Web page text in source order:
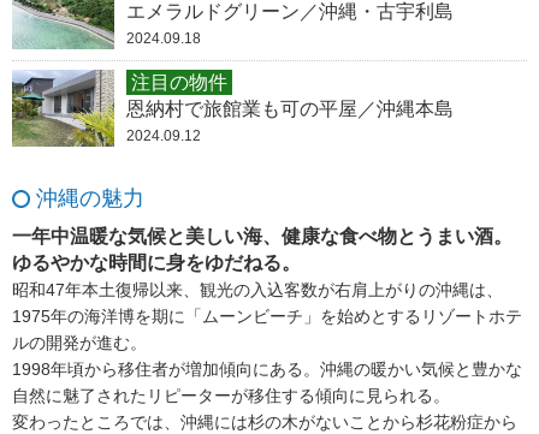
エメラルドグリーン／沖縄・古宇利島
2024.09.18
注目の物件
恩納村で旅館業も可の平屋／沖縄本島
2024.09.12
沖縄の魅力
一年中温暖な気候と美しい海、健康な食べ物とうまい酒。
ゆるやかな時間に身をゆだねる。
昭和47年本土復帰以来、観光の入込客数が右肩上がりの沖縄は、
1975年の海洋博を期に「ムーンビーチ」を始めとするリゾートホテ
ルの開発が進む。
1998年頃から移住者が増加傾向にある。沖縄の暖かい気候と豊かな
自然に魅了されたリピーターが移住する傾向に見られる。
変わったところでは、沖縄には杉の木がないことから杉花粉症から